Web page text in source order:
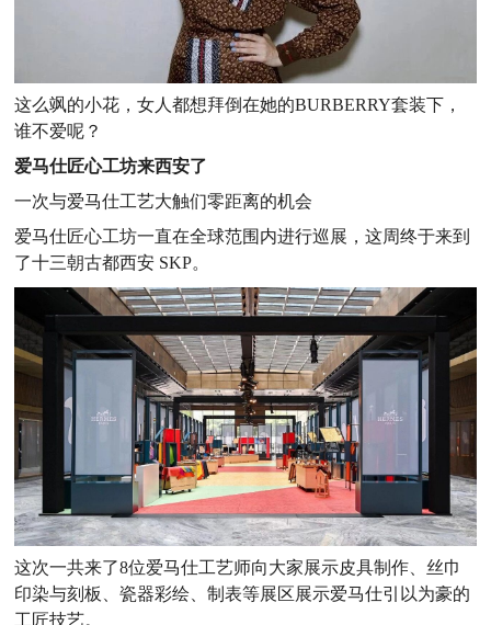
这么飒的小花，女人都想拜倒在她的BURBERRY套装下，
谁不爱呢？
爱马仕匠心工坊来西安了
一次与爱马仕工艺大触们零距离的机会
爱马仕匠心工坊一直在全球范围内进行巡展，这周终于来到
了十三朝古都西安 SKP。
这次一共来了8位爱马仕工艺师向大家展示皮具制作、丝巾
印染与刻板、瓷器彩绘、制表等展区展示爱马仕引以为豪的
工匠技艺。